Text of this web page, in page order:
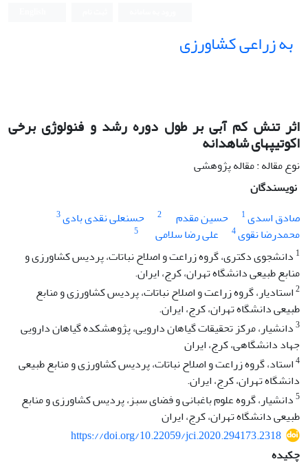
به زراعی کشاورزی
اثر تنش کم‏ آبی بر طول دوره رشد و فنولوژی برخی
اکوتیپ‏های شاهدانه
نوع مقاله : مقاله پژوهشی
نویسندگان
صادق اسدی1 حسین مقدم 2 حسنعلی نقدی بادی3
محمدرضا نقوی4 علی رضا سلامی
5
1 دانشجوی دکتری، گروه زراعت و اصلاح نباتات، پردیس کشاورزی و
منابع طبیعی دانشگاه تهران، کرج، ایران.
2استادیار، گروه زراعت و اصلاح نباتات، پردیس کشاورزی و منابع
طبیعی دانشگاه تهران، کرج، ایران.
3دانشیار، مرکز تحقیقات گیاهان دارویی، پژوهشکده گیاهان دارویی
جهاد دانشگاهی، کرج، ایران
4استاد، گروه زراعت و اصلاح نباتات، پردیس کشاورزی و منابع طبیعی
دانشگاه تهران، کرج، ایران.
5دانشیار، گروه علوم باغبانی و فضای سبز، پردیس کشاورزی و منابع
طبیعی دانشگاه تهران، کرج، ایران
https://doi.org/10.22059/jci.2020.294173.2318
چکیده